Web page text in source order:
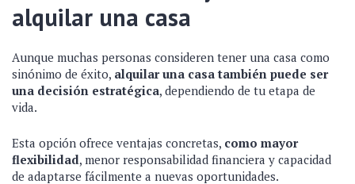
alquilar una casa
Aunque muchas personas consideren tener una casa como
sinónimo de éxito, alquilar una casa también puede ser
una decisión estratégica, dependiendo de tu etapa de
vida.
Esta opción ofrece ventajas concretas, como mayor
flexibilidad, menor responsabilidad financiera y capacidad
de adaptarse fácilmente a nuevas oportunidades.